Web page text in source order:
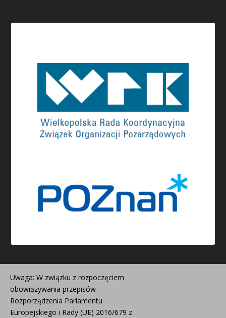
Uwaga: W związku z rozpoczęciem
obowiązywania przepisów
Rozporządzenia Parlamentu
Europejskiego i Rady (UE) 2016/679 z